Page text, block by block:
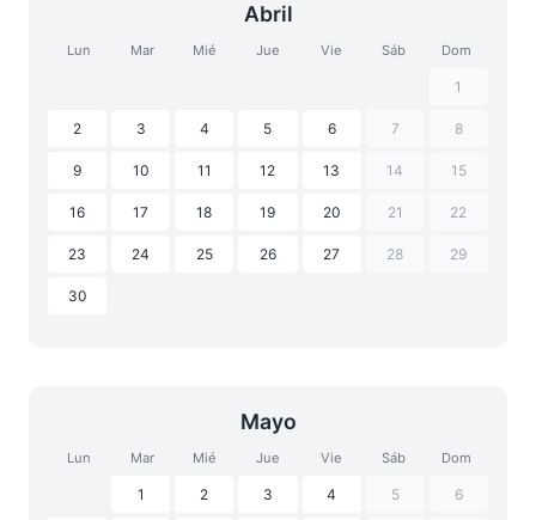
Abril
Lun Mar Mié Jue Vie Sáb Dom
1
2 3 4 5 6 7 8
9 10 11 12 13 14 15
16 17 18 19 20 21 22
23 24 25 26 27 28 29
30
Mayo
Lun Mar Mié Jue Vie Sáb Dom
1 2 3 4 5 6